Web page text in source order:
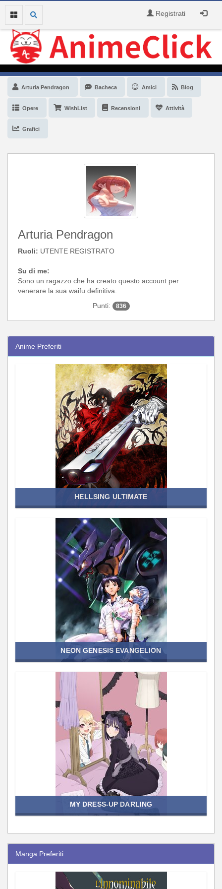
Registrati
Arturia Pendragon Bacheca Amici Blog
Opere WishList Recensioni Attività
Grafici
Arturia Pendragon
Ruoli: UTENTE REGISTRATO
Su di me:
Sono un ragazzo che ha creato questo account per
venerare la sua waifu definitiva.
Punti:
836
Anime Preferiti
HELLSING ULTIMATE
NEON GENESIS EVANGELION
MY DRESS-UP DARLING
Manga Preferiti